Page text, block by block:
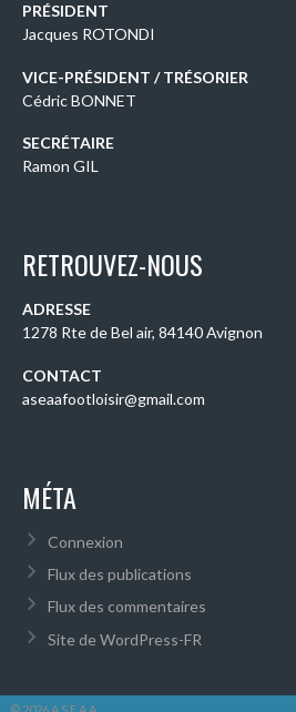
PRÉSIDENT
Jacques ROTONDI
VICE-PRÉSIDENT / TRÉSORIER
Cédric BONNET
SECRÉTAIRE
Ramon GIL
RETROUVEZ-NOUS
ADRESSE
1278 Rte de Bel air, 84140 Avignon
CONTACT
aseaafootloisir@gmail.com
MÉTA
Connexion
Flux des publications
Flux des commentaires
Site de WordPress-FR
© 2026 A.S.E.A.A.